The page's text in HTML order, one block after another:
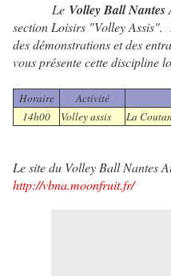
Le Volley Ball Nantes
section Loisirs "Volley
des démonstrations et des
vous présente cette discipline
Horaire Activité
14h00
Volley assis La
Le site du Volley Ball Nantes
http://vbna.moonfruit.fr/